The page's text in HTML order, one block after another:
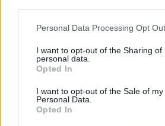
Personal Data Processing Opt
I want to opt-out of the Sharing of
personal data.
Opted In
I want to opt-out of the Sale of my
Personal Data.
Opted In
ΕΚΚΛΗΣΙΑ • ΕΛΛΑΔΑ
“γεννήθηκε” ο
7 Αυγούστου 2026 12:06
Χανιά: Ξάπλωσε να
ηλιοθεραπεία και